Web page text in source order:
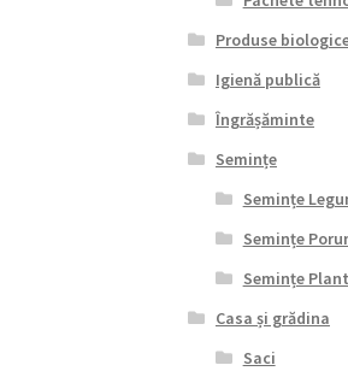
Produse
Igienă publică
Îngrășăminte
Semințe
Semințe
Semințe
Semințe
Casa și grădina
Saci